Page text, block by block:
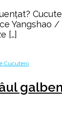
Yangshao
[…]